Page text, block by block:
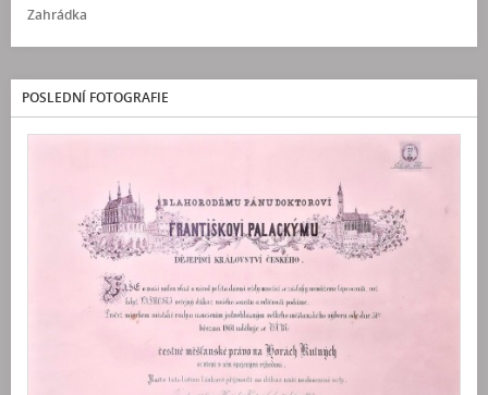
Zahrádka
POSLEDNÍ FOTOGRAFIE